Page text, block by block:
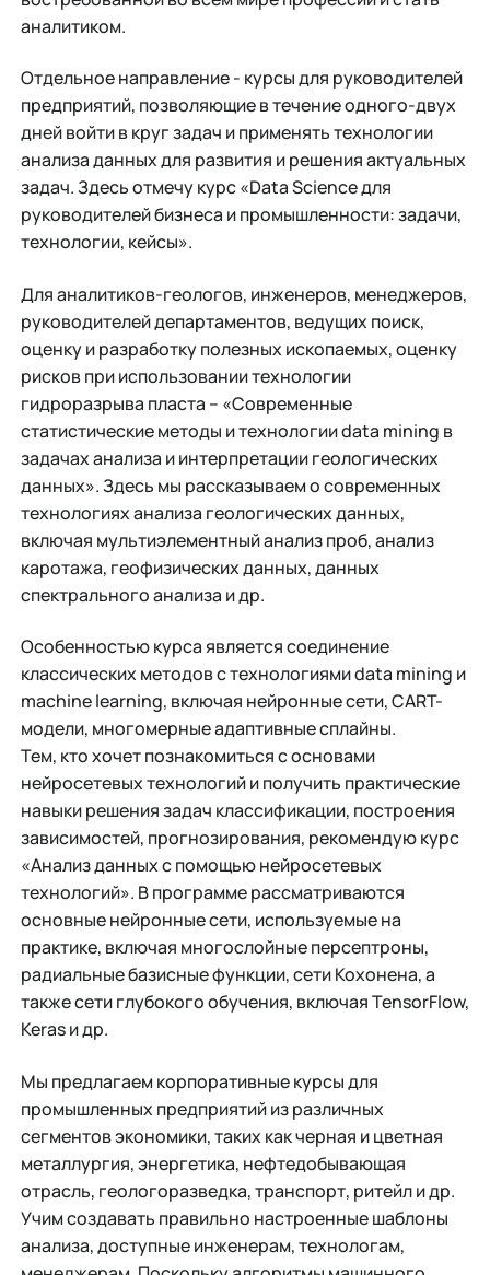
аналитиком.
Отдельное направление - курсы для руководителей
предприятий, позволяющие в течение одного-двух
дней войти в круг задач и применять технологии
анализа данных для развития и решения актуальных
задач. Здесь отмечу курс «Data Science для
руководителей бизнеса и промышленности: задачи,
технологии, кейсы».
Для аналитиков-геологов, инженеров, менеджеров,
руководителей департаментов, ведущих поиск,
оценку и разработку полезных ископаемых, оценку
рисков при использовании технологии
гидроразрыва пласта – «Современные
статистические методы и технологии data mining в
задачах анализа и интерпретации геологических
данных». Здесь мы рассказываем о современных
технологиях анализа геологических данных,
включая мультиэлементный анализ проб, анализ
каротажа, геофизических данных, данных
спектрального анализа и др.
Особенностью курса является соединение
классических методов с технологиями data mining и
machine learning, включая нейронные сети, CART-
модели, многомерные адаптивные сплайны.
Тем, кто хочет познакомиться с основами
нейросетевых технологий и получить практические
навыки решения задач классификации, построения
зависимостей, прогнозирования, рекомендую курс
«Анализ данных с помощью нейросетевых
технологий». В программе рассматриваются
основные нейронные сети, используемые на
практике, включая многослойные персептроны,
радиальные базисные функции, сети Кохонена, а
также сети глубокого обучения, включая TensorFlow,
Keras и др.
Мы предлагаем корпоративные курсы для
промышленных предприятий из различных
сегментов экономики, таких как черная и цветная
металлургия, энергетика, нефтедобывающая
отрасль, геологоразведка, транспорт, ритейл и др.
Учим создавать правильно настроенные шаблоны
анализа, доступные инженерам, технологам,